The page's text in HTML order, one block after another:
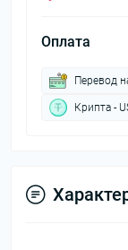
Оплата
Перевод
Крипта -